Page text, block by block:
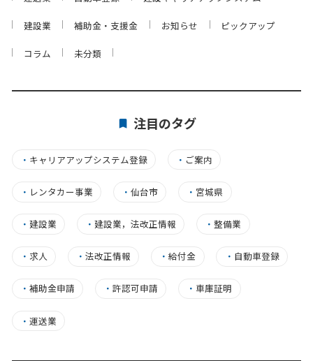
建設業 補助金・支援金 お知らせ ピックアップ
コラム 未分類
注目のタグ
・ キャリアアップシステム登録 ・ ご案内
・ レンタカー事業 ・仙台市 ・ 宮城県
・ 建設業 ・建設業，法改正情報 ・整備業
・ 求人 ・法改正情報 ・給付金 ・ 自動車登録
・ 補助金申請 ・許認可申請 ・ 車庫証明
・ 運送業